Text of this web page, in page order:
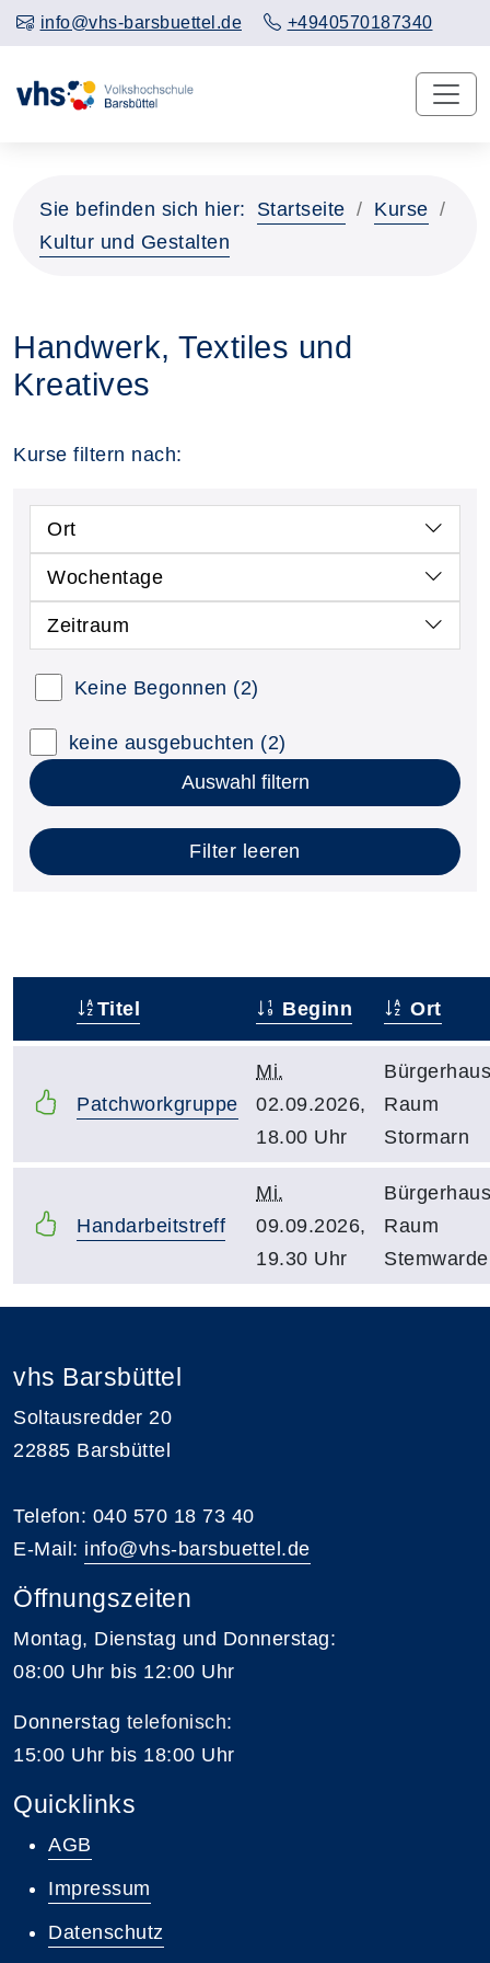
info@vhs-barsbuettel.de +4940570187340
Sie befinden sich hier: Startseite
Kurse
Kultur und Gestalten
Handwerk, Textiles und
Kreatives
Kurse filtern nach:
Ort
Wochentage
Zeitraum
Keine Begonnen (2)
keine ausgebuchten (2)
Auswahl filtern
Filter leeren
Titel Beginn Ort
Patchworkgruppe
Mi.
02.09.2026,
18.00 Uhr
Raum
Stormarn
Handarbeitstreff
Mi.
09.09.2026,
19.30 Uhr
Raum
Stemwarde
vhs Barsbüttel
Soltausredder 20
22885 Barsbüttel
Telefon: 040 570 18 73 40
E-Mail: info@vhs-barsbuettel.de
Öffnungszeiten
Montag, Dienstag und Donnerstag:
08:00 Uhr bis 12:00 Uhr
Donnerstag telefonisch:
15:00 Uhr bis 18:00 Uhr
Quicklinks
AGB
Impressum
Datenschutz